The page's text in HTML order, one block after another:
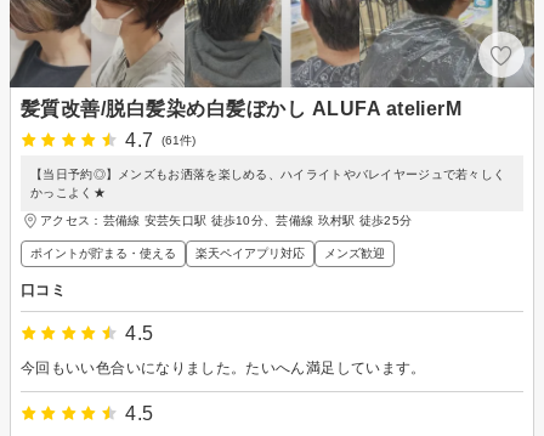
髪質改善/脱白髪染め白髪ぼかし ALUFA atelierM
4.7
(61件)
【当日予約◎】メンズもお洒落を楽しめる、ハイライトやバレイヤージュで若々しく
かっこよく★
アクセス：芸備線 安芸矢口駅 徒歩10分、芸備線 玖村駅 徒歩25分
ポイントが貯まる・使える 楽天ペイアプリ対応 メンズ歓迎
口コミ
4.5
今回もいい色合いになりました。たいへん満足しています。
4.5